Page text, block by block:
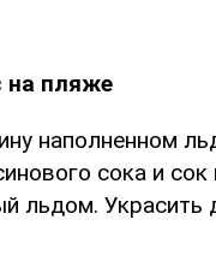
на пляже
наполненном
сока и
льдом.